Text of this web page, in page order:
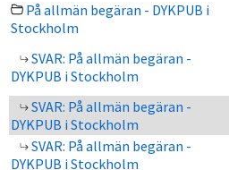
På allmän begäran - DYKPUB i
Stockholm
SVAR: På allmän begäran -
DYKPUB i Stockholm
SVAR: På allmän begäran -
DYKPUB i Stockholm
SVAR: På allmän begäran -
DYKPUB i Stockholm